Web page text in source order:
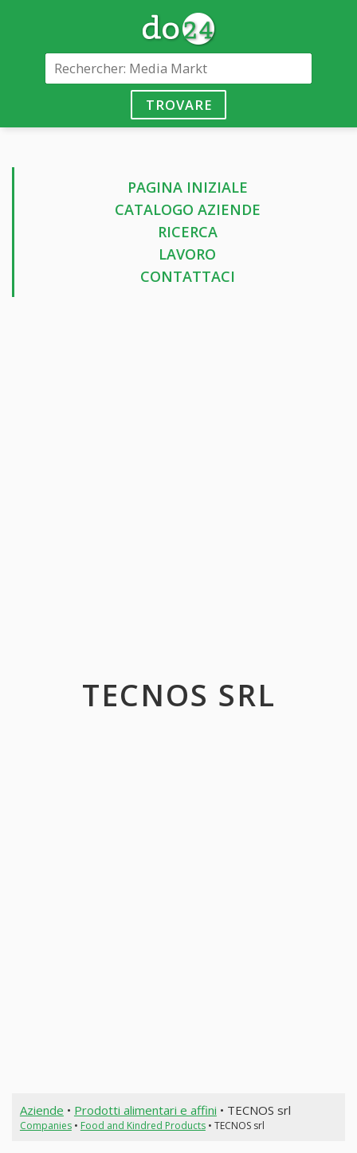
TROVARE
PAGINA INIZIALE
CATALOGO AZIENDE
RICERCA
LAVORO
CONTATTACI
TECNOS SRL
Aziende • Prodotti alimentari e affini • TECNOS srl
Companies• Food and Kindred Products• TECNOS srl